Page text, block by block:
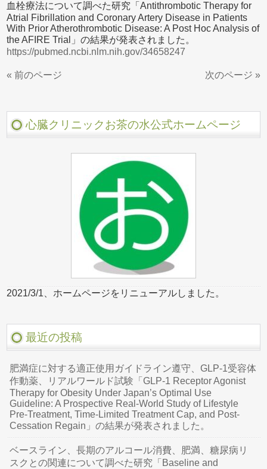
血栓療法について調べた研究「Antithrombotic Therapy for
Atrial Fibrillation and Coronary Artery Disease in Patients
With Prior Atherothrombotic Disease: A Post Hoc Analysis of
the AFIRE Trial」の結果が発表されました。
https://pubmed.ncbi.nlm.nih.gov/34658247
« 前のページ 次のページ »
心臓クリニックお茶の水公式ホームページ
2021/3/1、ホームページをリニューアルしました。
最近の投稿
肥満症に対する適正使用ガイドライン遵守、GLP-1受容体
作動薬、リアルワールド試験「GLP-1 Receptor Agonist
Therapy for Obesity Under Japan’s Optimal Use
Guideline: A Prospective Real-World Study of Lifestyle
Pre-Treatment, Time-Limited Treatment Cap, and Post-
Cessation Regain」の結果が発表されました。
ベースライン、長期のアルコール消費、肥満、糖尿病リ
スクとの関連について調べた研究「Baseline and